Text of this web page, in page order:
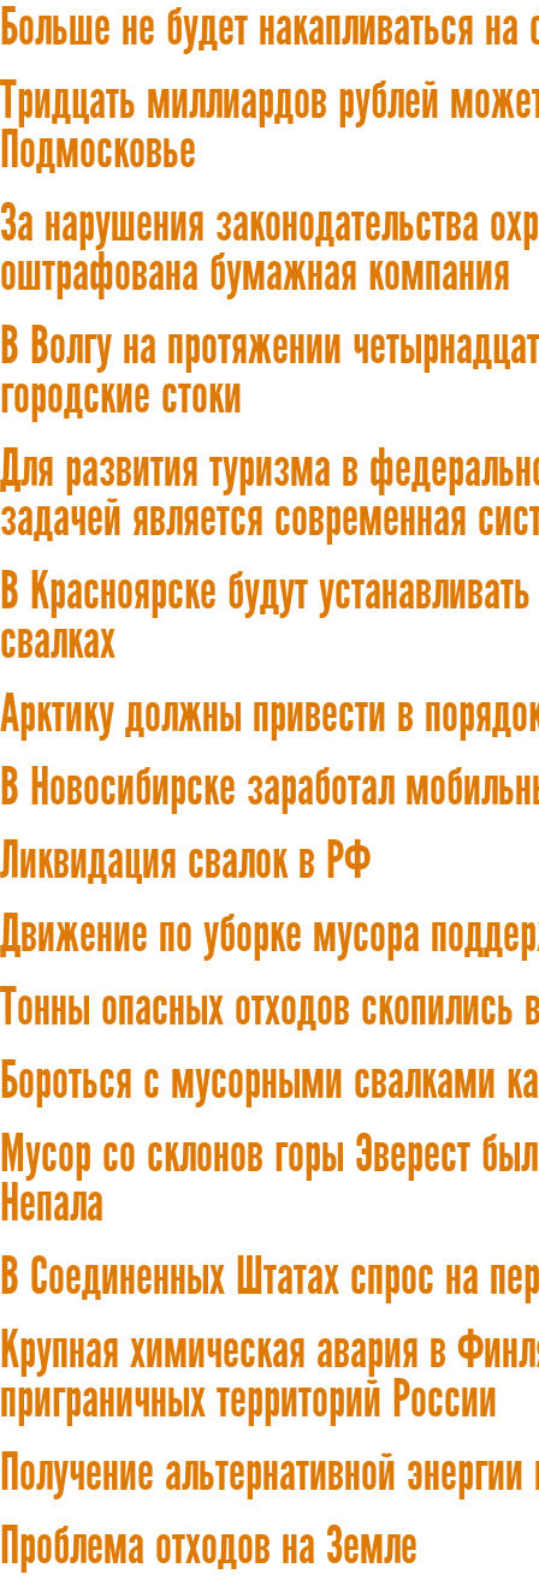
Больше не будет накапливаться
Тридцать миллиардов рублей
Подмосковье
За нарушения законодательства
оштрафована бумажная компания
В Волгу на протяжении
городские стоки
Для развития туризма в
задачей является современная
В Красноярске будут
свалках
Арктику должны привести в
В Новосибирске заработал
Ликвидация свалок в РФ
Движение по уборке мусора
Тонны опасных отходов скопились
Бороться с мусорными свалками
Мусор со склонов горы Эверест
Непала
В Соединенных Штатах спрос на
Крупная химическая авария в
приграничных территорий России
Получение альтернативной
Проблема отходов на Земле